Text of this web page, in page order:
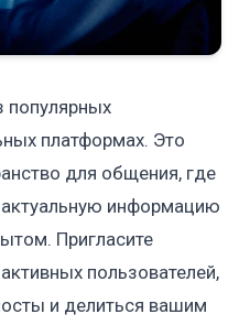
популярных
платформах. Это
для общения, где
актуальную информацию
Пригласите
пользователей,
и делиться вашим